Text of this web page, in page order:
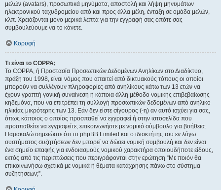
μελών (avatars), προσωπικά μηνύματα, αποστολή και λήψη μηνυμάτων
ηλεκτρονικού ταχυδρομείου από και προς άλλα μέλη, ένταξη σε ομάδα μελών,
κλπ. Χρειάζονται μόνο μερικά λεπτά για την εγγραφή σας οπότε σας
συμβουλεύουμε να το κάνετε.
Κορυφή
Τι είναι το COPPA;
Το COPPA, ή Προστασία Προσωπικών Δεδομένων Ανηλίκων στο Διαδίκτυο,
πράξη του 1998, είναι νόμος που απαιτεί από δικτυακούς τόπους οι οποίοι
μπορούν να συλλέγουν πληροφορίες από ανηλίκους κάτω των 13 ετών να
έχουν γραπτή γονική συναίνεση ή κάποια άλλη μέθοδο νομικής επιβεβαίωσης
κηδεμόνα, που να επιτρέπει τη συλλογή προσωπικών δεδομένων από ανήλικο
ηλικίας μικρότερης των 13. Εάν δεν είστε σίγουρος (-η) αν αυτό ισχύει για σας,
όπως κάποιος ο οποίος προσπαθεί να εγγραφεί ή στην ιστοσελίδα που
προσπαθείτε να εγγραφείτε, επικοινωνήστε με νομικό σύμβουλο για βοήθεια.
Παρακαλώ σημειώστε ότι το phpBB Limited και ο ιδιοκτήτης του εν λόγω
συστήματος συζητήσεων δεν μπορεί να δώσει νομική συμβουλή και δεν είναι
ένα σημείο επαφής για ενδοιασμούς νομικού χαρακτήρα οποιουδήποτε είδους,
εκτός από τις περιπτώσεις που περιγράφονται στην ερώτηση “Με ποιόν θα
επικοινωνήσω σχετικά με νομικά ή θέματα κατάχρησης πάνω στο σύστημα
συζητήσεων;”.